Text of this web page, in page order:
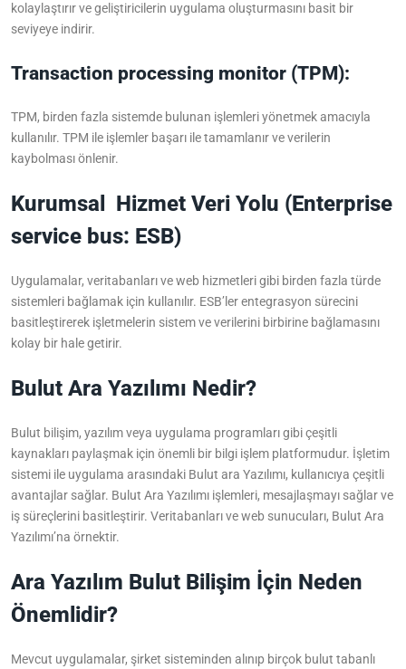
kolaylaştırır ve geliştiricilerin uygulama oluşturmasını basit bir
seviyeye indirir.
Transaction processing monitor (TPM):
TPM, birden fazla sistemde bulunan işlemleri yönetmek amacıyla
kullanılır. TPM ile işlemler başarı ile tamamlanır ve verilerin
kaybolması önlenir.
Kurumsal Hizmet Veri Yolu (Enterprise
service bus: ESB)
Uygulamalar, veritabanları ve web hizmetleri gibi birden fazla türde
sistemleri bağlamak için kullanılır. ESB’ler entegrasyon sürecini
basitleştirerek işletmelerin sistem ve verilerini birbirine bağlamasını
kolay bir hale getirir.
Bulut Ara Yazılımı Nedir?
Bulut bilişim, yazılım veya uygulama programları gibi çeşitli
kaynakları paylaşmak için önemli bir bilgi işlem platformudur. İşletim
sistemi ile uygulama arasındaki Bulut ara Yazılımı, kullanıcıya çeşitli
avantajlar sağlar. Bulut Ara Yazılımı işlemleri, mesajlaşmayı sağlar ve
iş süreçlerini basitleştirir. Veritabanları ve web sunucuları, Bulut Ara
Yazılımı’na örnektir.
Ara Yazılım Bulut Bilişim İçin Neden
Önemlidir?
Mevcut uygulamalar, şirket sisteminden alınıp birçok bulut tabanlı